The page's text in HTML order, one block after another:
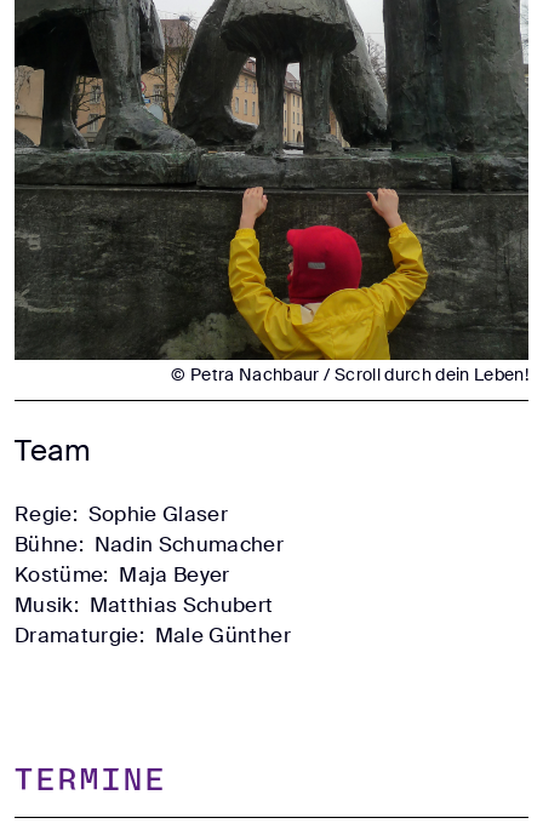
© Petra Nachbaur / Scroll durch dein Leben!
Team
Regie: Sophie Glaser
Bühne: Nadin Schumacher
Kostüme: Maja Beyer
Musik: Matthias Schubert
Dramaturgie: Male Günther
TERMINE